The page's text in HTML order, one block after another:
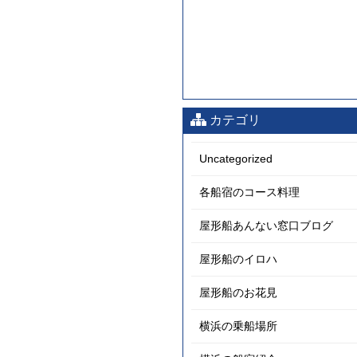
カテゴリ
Uncategorized
各船宿のコース料理
屋形船あんない窓口ブログ
屋形船のイロハ
屋形船のお花見
横浜の乗船場所